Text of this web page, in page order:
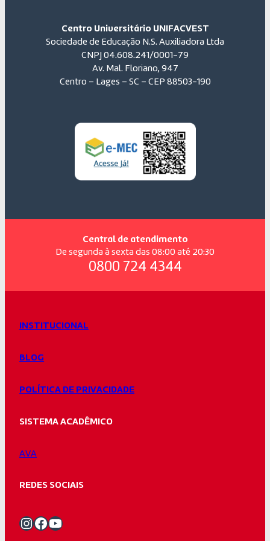
Centro Universitário UNIFACVEST
Sociedade de Educação N.S. Auxiliadora Ltda
CNPJ 04.608.241/0001-79
Av. Mal. Floriano, 947
Centro – Lages – SC – CEP 88503-190
Central de atendimento
De segunda à sexta das 08:00 até 20:30
0800 724 4344
INSTITUCIONAL
BLOG
POLÍTICA DE PRIVACIDADE
SISTEMA ACADÊMICO
AVA
REDES SOCIAIS
Instagram Unifacvest Facebook Unifacvest Youtube Unifacvest